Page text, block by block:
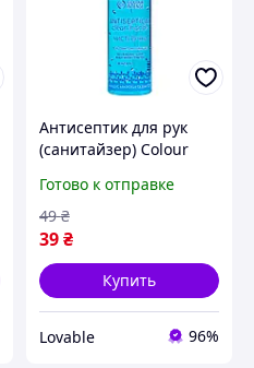
Антисептик для рук
(санитайзер) Colour
антибактериальный
дезинфикатор спрей 35
мл
Готово к отправке
39₴
49 ₴
Купить
Lovable 96%